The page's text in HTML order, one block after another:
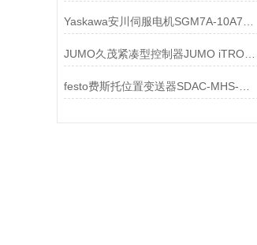
JUMO久茂紧凑型控制器JUMO iTRON DR 100 702060技术参数